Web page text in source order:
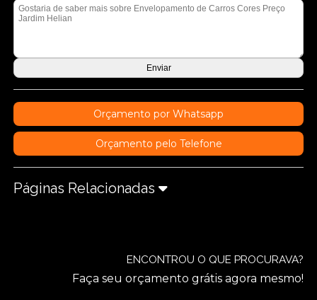
Orçamento por Whatsapp
Orçamento pelo Telefone
Páginas Relacionadas
ENCONTROU O QUE PROCURAVA?
Faça seu orçamento grátis agora mesmo!